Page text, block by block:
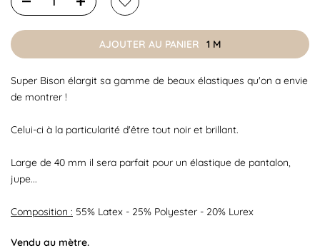
AJOUTER AU PANIER 1 M
Super Bison élargit sa gamme de beaux élastiques qu'on a envie
de montrer !
Celui-ci à la particularité d'être tout noir et brillant.
Large de 40 mm il sera parfait pour un élastique de pantalon,
jupe...
Composition : 55% Latex - 25% Polyester - 20% Lurex
Vendu au mètre.